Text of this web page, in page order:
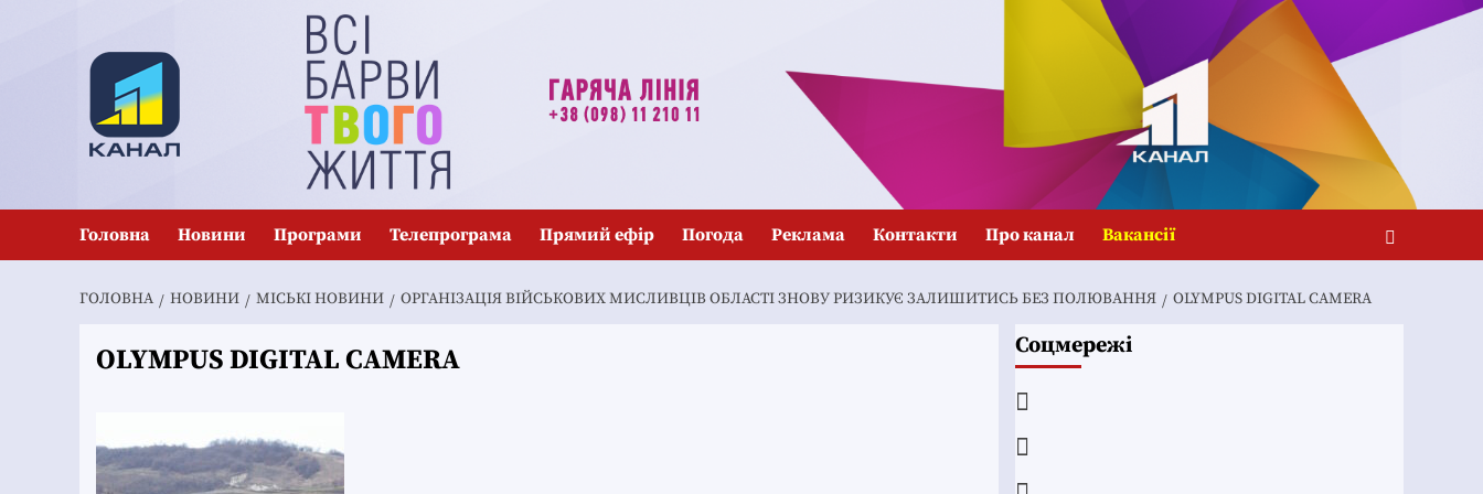
Головна Новини Програми Телепрограма Прямий ефір Погода Реклама Контакти Про канал Вакансії
ГОЛОВНА НОВИНИ MІСЬКІ НОВИНИ ОРГАНІЗАЦІЯ ВІЙСЬКОВИХ МИСЛИВЦІВ ОБЛАСТІ ЗНОВУ РИЗИКУЄ ЗАЛИШИТИСЬ БЕЗ ПОЛЮВАННЯ OLYMPUS DIGITAL CAMERA
OLYMPUS DIGITAL CAMERA Соцмережі